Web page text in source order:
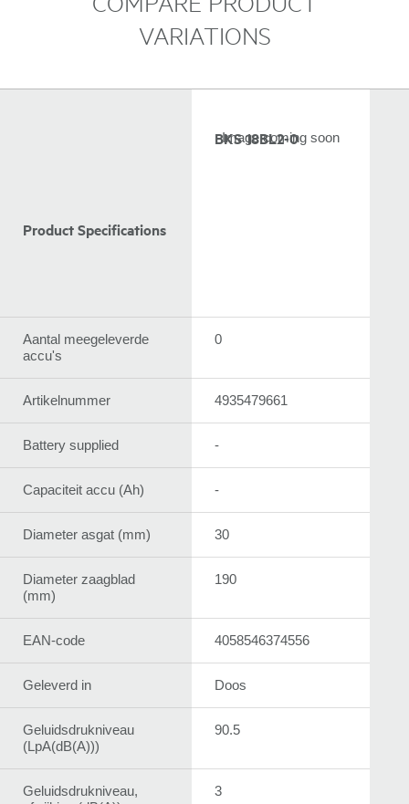
VARIATIONS
Product Specifications
Aantal meegeleverde
accu's
Artikelnummer
Battery supplied
Capaciteit accu (Ah)
Diameter asgat (mm)
Diameter zaagblad
(mm)
EAN-code
Geleverd in
Geluidsdrukniveau
(LpA(dB(A)))
Geluidsdrukniveau,
Image coming soon
BKS 18BL2-0
0
4935479661
-
-
30
190
4058546374556
Doos
90.5
3